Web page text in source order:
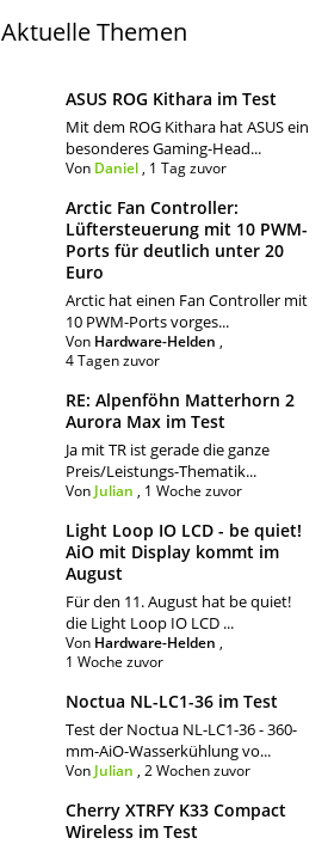
Aktuelle Themen
ASUS ROG Kithara im Test
Mit dem ROG Kithara hat ASUS ein
besonderes Gaming-Head...
Von Daniel, 1 Tag zuvor
Arctic Fan Controller:
Lüftersteuerung mit 10 PWM-
Ports für deutlich unter 20
Euro
Arctic hat einen Fan Controller mit
10 PWM-Ports vorges...
Von Hardware-Helden ,
4 Tagen zuvor
RE: Alpenföhn Matterhorn 2
Aurora Max im Test
Ja mit TR ist gerade die ganze
Preis/Leistungs-Thematik...
Von Julian , 1 Woche zuvor
Light Loop IO LCD - be quiet!
AiO mit Display kommt im
August
Für den 11. August hat be quiet!
die Light Loop IO LCD ...
Von Hardware-Helden ,
1 Woche zuvor
Noctua NL-LC1-36 im Test
Test der Noctua NL-LC1-36 - 360-
mm-AiO-Wasserkühlung vo...
Von Julian , 2 Wochen zuvor
Cherry XTRFY K33 Compact
Wireless im Test